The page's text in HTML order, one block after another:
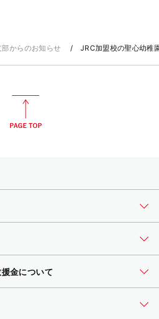
部からのお知らせ JRC加盟校の聖心幼稚
金について